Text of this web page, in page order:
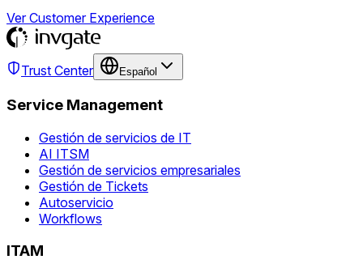
Ver Customer Experience
Trust Center Español
Service Management
Gestión de servicios de IT
AI ITSM
Gestión de servicios empresariales
Gestión de Tickets
Autoservicio
Workflows
ITAM